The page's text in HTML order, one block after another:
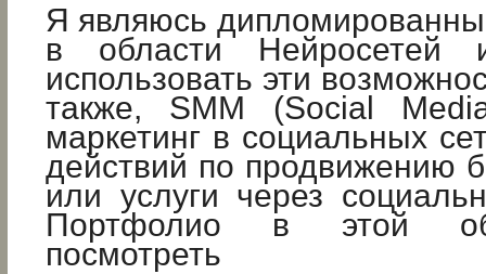
Я являюсь
в области
использовать эти
также, SMM (Social
маркетинг в социальных
действий по продвижению
или услуги через
Портфолио в этой
посмотреть